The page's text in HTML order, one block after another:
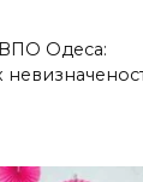
Одеса: